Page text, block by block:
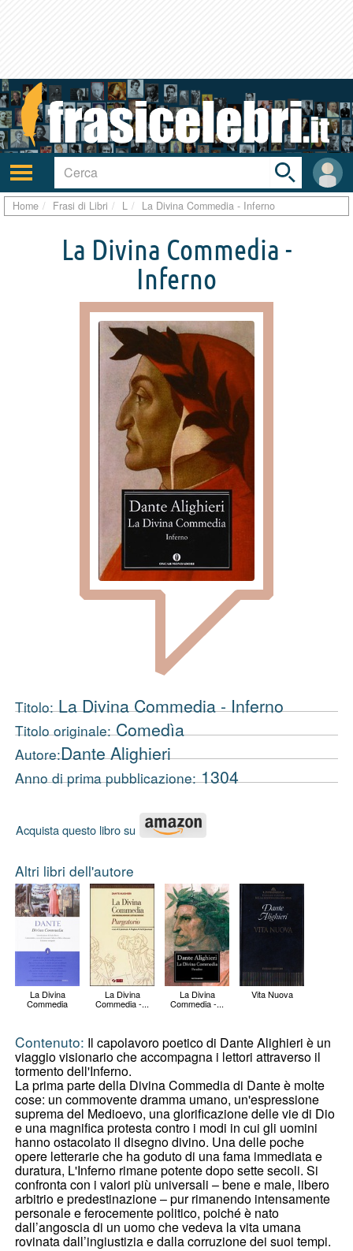
Attiva/disattiva
navigazione
User
area
Toggle
search
bar
Home Frasi di Libri L La Divina Commedia - Inferno
La Divina Commedia -
Inferno
Titolo:La Divina Commedia - Inferno
Titolo originale:Comedìa
Autore:Dante Alighieri
Anno di prima pubblicazione:1304
Acquista questo libro su
Altri libri dell'autore
La Divina
Commedia
La Divina
Commedia -...
La Divina
Commedia -...
Vita Nuova
Contenuto: Il capolavoro poetico di Dante Alighieri è un
viaggio visionario che accompagna i lettori attraverso il
tormento dell'Inferno.
La prima parte della Divina Commedia di Dante è molte
cose: un commovente dramma umano, un'espressione
suprema del Medioevo, una glorificazione delle vie di Dio
e una magnifica protesta contro i modi in cui gli uomini
hanno ostacolato il disegno divino. Una delle poche
opere letterarie che ha goduto di una fama immediata e
duratura, L'Inferno rimane potente dopo sette secoli. Si
confronta con i valori più universali – bene e male, libero
arbitrio e predestinazione – pur rimanendo intensamente
personale e ferocemente politico, poiché è nato
dall’angoscia di un uomo che vedeva la vita umana
rovinata dall’ingiustizia e dalla corruzione dei suoi tempi.